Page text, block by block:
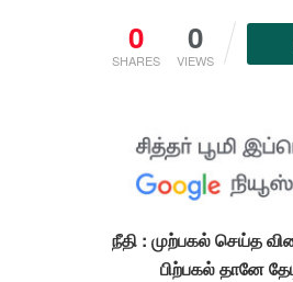
0
SHARES
0
VIEWS
நீதி : முற்பகல் செய்த
பிற்பகல் தானே